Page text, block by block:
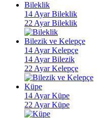
Bileklik
14 Ayar Bileklik
22 Ayar Bileklik
Bilezik ve Kelepçe
14 Ayar Kelepçe
14 Ayar Bilezik
22 Ayar Kelepçe
Küpe
14 Ayar Küpe
22 Ayar Küpe